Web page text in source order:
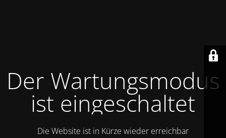
Der Wartungsmodus
ist eingeschaltet
Die Website ist in Kürze wieder erreichbar